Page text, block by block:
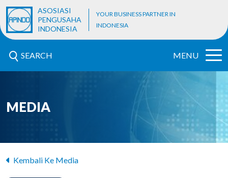
ASOSIASI
PENGUSAHA
INDONESIA
YOUR BUSINESS PARTNER IN
INDONESIA
SEARCH MENU
MEDIA
Kembali Ke Media